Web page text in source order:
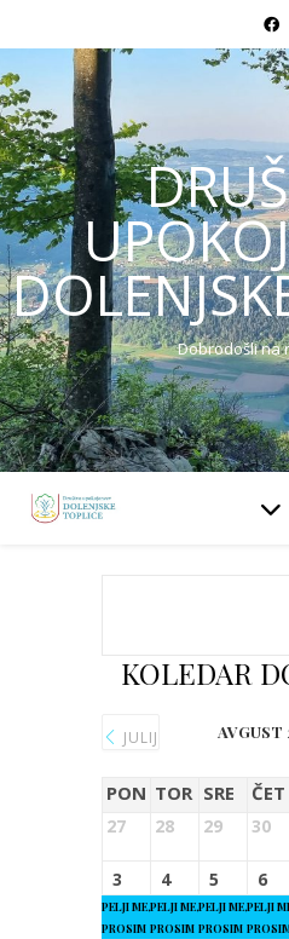
Dobrodošli na
KOLEDAR
JULIJ AVGUST
PON TOR SRE ČET
27 28 29 30
3
PELJI ME,
PROSIM
4
PELJI ME,
PROSIM
5
PELJI ME,
PROSIM
6
PELJI